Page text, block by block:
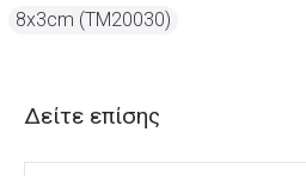
8x3cm (TM20030)
Δείτε επίσης